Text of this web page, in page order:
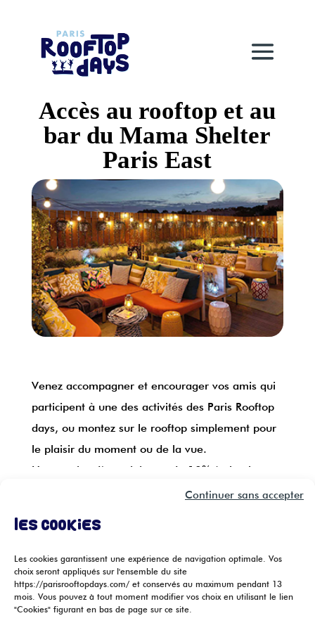
Les cookies
Les cookies garantissent une expérience de navigation optimale. Vos
choix seront appliqués sur l'ensemble du site
https://parisrooftopdays.com/ et conservés au maximum pendant 13
mois. Vous pouvez à tout moment modifier vos choix en utilisant le lien
"Cookies" figurant en bas de page sur ce site.
Continuer sans accepter
Accès au rooftop et au
bar du Mama Shelter
Paris East
Venez accompagner et encourager vos amis qui
participent à une des activités des Paris Rooftop
days, ou montez sur le rooftop simplement pour
le plaisir du moment ou de la vue.
Une remise d’un minimum de 10% (selon les
toits) vous sera accordée sur présentation de
rooftop.
adulte
Retour aux actus